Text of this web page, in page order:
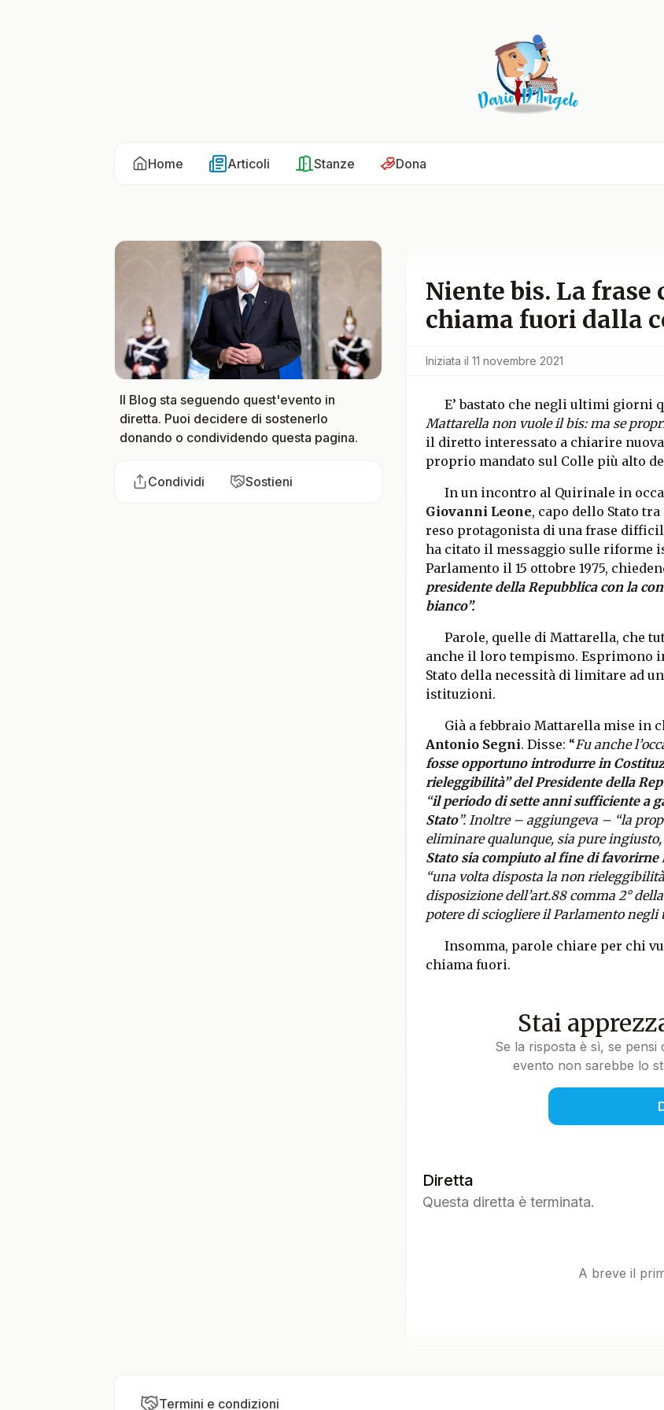
Home Articoli Stanze Dona
Il Blog sta seguendo quest'evento in
diretta. Puoi decidere di sostenerlo
donando o condividendo questa pagina.
Condividi Sostieni
Niente bis. La
chiama fuori dalla
Iniziata il 11 novembre 2021
E’ bastato che negli ultimi giorni
Mattarella non vuole il bis: ma se
il diretto interessato a chiarire
proprio mandato sul Colle più alto
In un incontro al Quirinale in
Giovanni Leone, capo dello Stato
reso protagonista di una frase
ha citato il messaggio sulle riforme
Parlamento il 15 ottobre 1975,
presidente della Repubblica con la
bianco”.
Parole, quelle di Mattarella, che
anche il loro tempismo. Esprimono
Stato della necessità di limitare ad
istituzioni.
Già a febbraio Mattarella mise in
Antonio Segni. Disse: “Fu anche
fosse opportuno introdurre in
rieleggibilità” del Presidente della
“il periodo di sette anni sufficiente a
Stato”. Inoltre – aggiungeva – “la
eliminare qualunque, sia pure ingiusto,
Stato sia compiuto al fine di favorirne
“una volta disposta la non
disposizione dell’art.88 comma 2°
potere di sciogliere il Parlamento
Insomma, parole chiare per chi
chiama fuori.
Stai
Se la risposta è sì, se pensi
evento non sarebbe lo
Diretta
Questa diretta è terminata.
A breve il
Termini e condizioni